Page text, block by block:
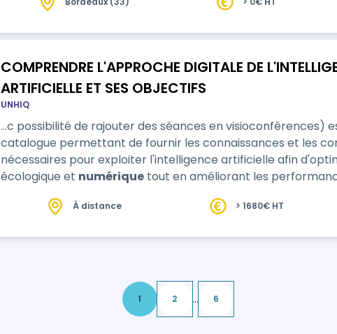
COMPRENDRE L'APPROCHE DIGITALE DE
ARTIFICIELLE ET SES OBJECTIFS
UNHIQ
…c possibilité de rajouter des séances en visioconférences)
catalogue permettant de fournir les connaissances et les
nécessaires pour exploiter l'intelligence artificielle afin
écologique et numériquetout en améliorant les
sera capable de valoriser l’expérience digitale et l'IA pour
À distance > 1680€ HT
1 2 ... 6